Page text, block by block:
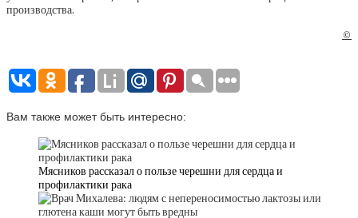
производства.
©
Вам также может быть интересно:
Мясников рассказал о пользе черешни для сердца и
профилактики рака